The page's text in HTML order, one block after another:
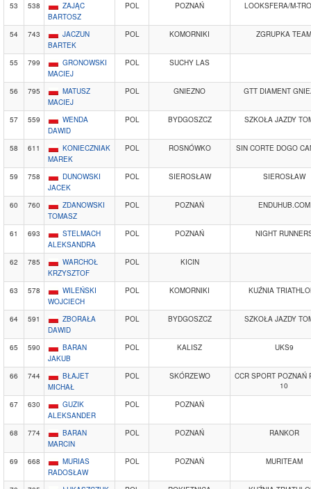
53 538
ZAJĄC
BARTOSZ
POL POZNAŃ LOOKSFERA/M-
54 743
JACZUN
BARTEK
POL KOMORNIKI ZGRUPKA TEAM
55 799
GRONOWSKI
MACIEJ
POL SUCHY LAS
56 795
MATUSZ
MACIEJ
POL GNIEZNO GTT DIAMENT
57 559
WENDA
DAWID
POL BYDGOSZCZ SZKOŁA JAZDY
58 611
KONIECZNIAK
MAREK
POL ROSNÓWKO SIN CORTE DOGO
59 758
DUNOWSKI
JACEK
POL SIEROSŁAW SIEROSŁAW
60 760
ZDANOWSKI
TOMASZ
POL POZNAŃ ENDUHUB.COM
61 693
STELMACH
ALEKSANDRA
POL POZNAŃ NIGHT
62 785
WARCHOŁ
KRZYSZTOF
POL KICIN
63 578
WILEŃSKI
WOJCIECH
POL KOMORNIKI KUŹNIA
64 591
ZBORAŁA
DAWID
POL BYDGOSZCZ SZKOŁA JAZDY
65 590
BARAN
JAKUB
POL KALISZ UKS9
66 744
BŁAJET
MICHAŁ
POL SKÓRZEWO
CCR SPORT POZNAŃ
10
67
630
GUZIK
ALEKSANDER
POL POZNAŃ
68 774
BARAN
MARCIN
POL POZNAŃ RANKOR
69 668
MURIAS
RADOSŁAW
POL POZNAŃ MURITEAM